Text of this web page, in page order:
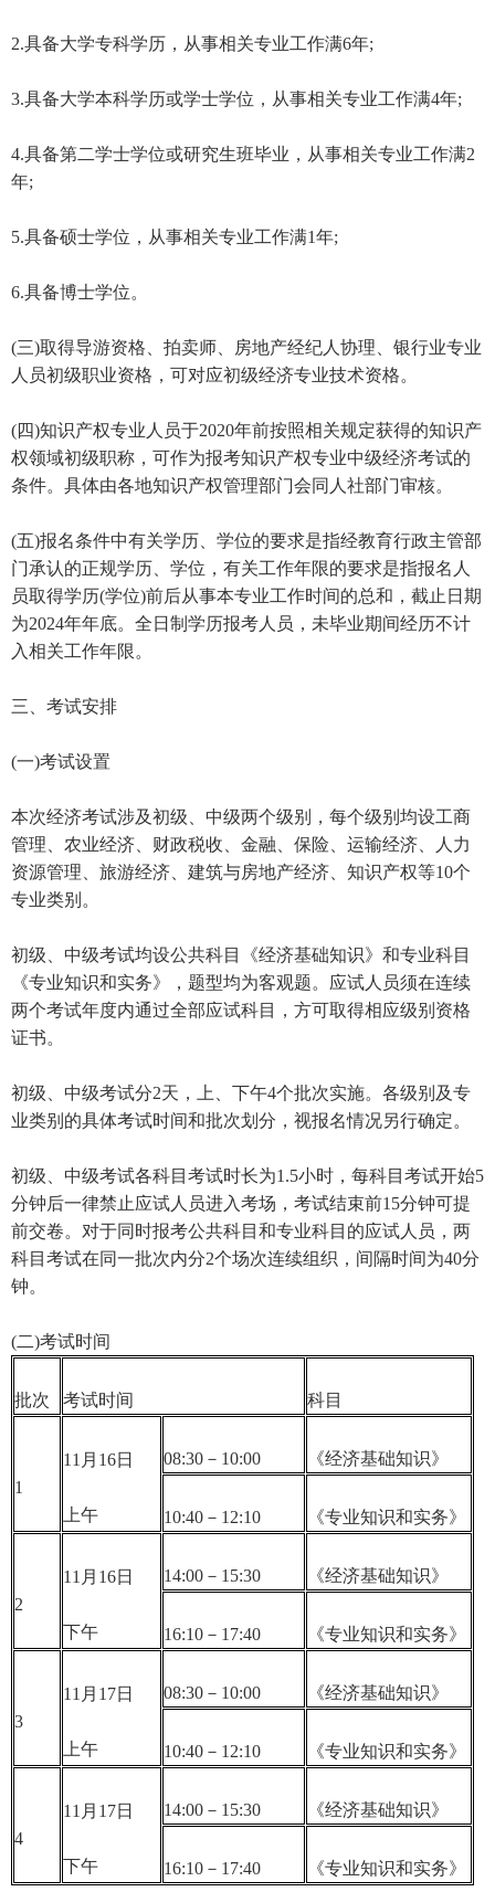
2.具备大学专科学历，从事相关专业工作满6年;
3.具备大学本科学历或学士学位，从事相关专业工作满4年;
4.具备第二学士学位或研究生班毕业，从事相关专业工作满2
年;
5.具备硕士学位，从事相关专业工作满1年;
6.具备博士学位。
(三)取得导游资格、拍卖师、房地产经纪人协理、银行业专业
人员初级职业资格，可对应初级经济专业技术资格。
(四)知识产权专业人员于2020年前按照相关规定获得的知识产
权领域初级职称，可作为报考知识产权专业中级经济考试的
条件。具体由各地知识产权管理部门会同人社部门审核。
(五)报名条件中有关学历、学位的要求是指经教育行政主管部
门承认的正规学历、学位，有关工作年限的要求是指报名人
员取得学历(学位)前后从事本专业工作时间的总和，截止日期
为2024年年底。全日制学历报考人员，未毕业期间经历不计
入相关工作年限。
三、考试安排
(一)考试设置
本次经济考试涉及初级、中级两个级别，每个级别均设工商
管理、农业经济、财政税收、金融、保险、运输经济、人力
资源管理、旅游经济、建筑与房地产经济、知识产权等10个
专业类别。
初级、中级考试均设公共科目《经济基础知识》和专业科目
《专业知识和实务》，题型均为客观题。应试人员须在连续
两个考试年度内通过全部应试科目，方可取得相应级别资格
证书。
初级、中级考试分2天，上、下午4个批次实施。各级别及专
业类别的具体考试时间和批次划分，视报名情况另行确定。
初级、中级考试各科目考试时长为1.5小时，每科目考试开始5
分钟后一律禁止应试人员进入考场，考试结束前15分钟可提
前交卷。对于同时报考公共科目和专业科目的应试人员，两
科目考试在同一批次内分2个场次连续组织，间隔时间为40分
钟。
(二)考试时间
批次 考试时间 科目
1
11月16日
上午
08:30－10:00 《经济基础知识》
10:40－12:10 《专业知识和实务》
2
11月16日
下午
14:00－15:30 《经济基础知识》
16:10－17:40 《专业知识和实务》
3
11月17日
上午
08:30－10:00 《经济基础知识》
10:40－12:10 《专业知识和实务》
4
11月17日
下午
14:00－15:30 《经济基础知识》
16:10－17:40 《专业知识和实务》